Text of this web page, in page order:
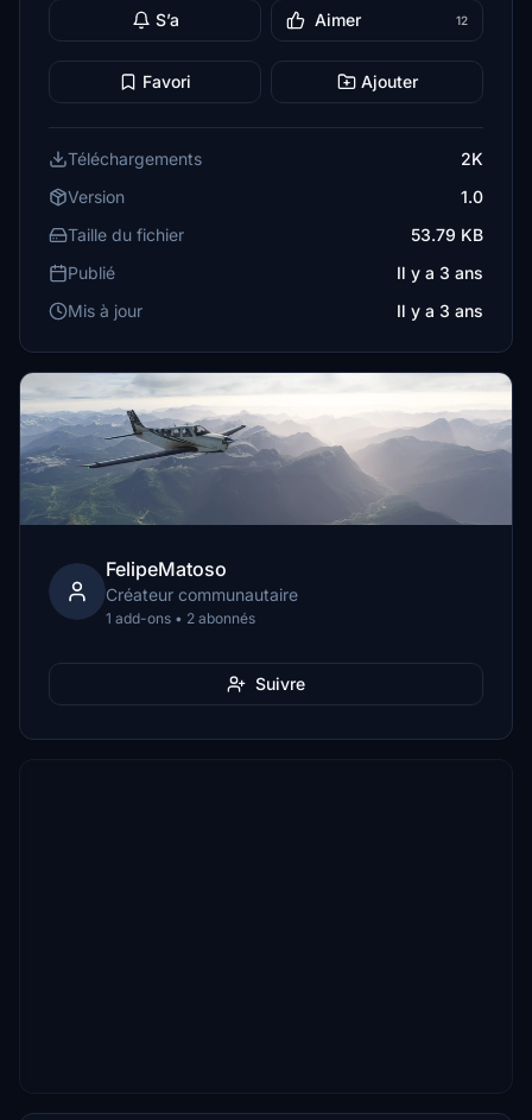
S’a Aimer 12
Favori Ajouter
Téléchargements
2K
Version
1.0
Taille du fichier
53.79 KB
Publié
Il y a 3 ans
Mis à jour
Il y a 3 ans
FelipeMatoso
Créateur communautaire
1 add-ons • 2 abonnés
Suivre